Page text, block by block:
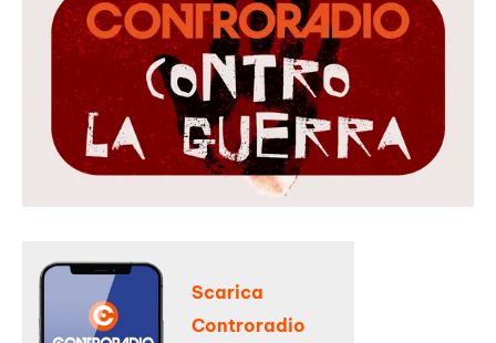
Scarica
Controradio